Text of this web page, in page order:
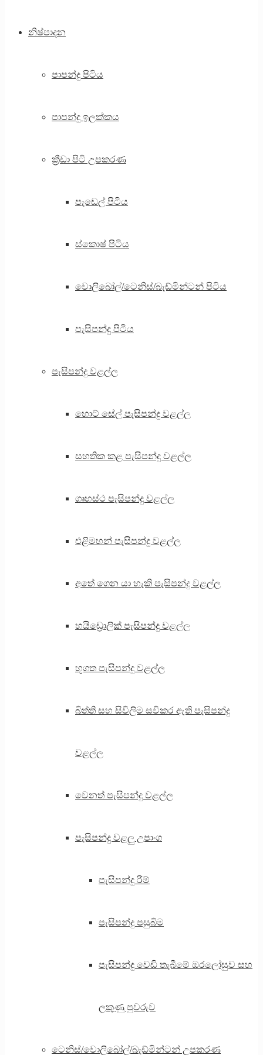
නිෂ්පාදන
පාපන්දු පිටිය
පාපන්දු ඉලක්කය
ක්‍රීඩා පිටි උපකරණ
පැඩෙල් පිටිය
ස්කොෂ් පිටිය
වොලිබෝල්/ටෙනිස්/බැඩ්මින්ටන් පිටිය
පැසිපන්දු පිටිය
පැසිපන්දු වළල්ල
හොට් සේල් පැසිපන්දු වළල්ල
සහතික කළ පැසිපන්දු වළල්ල
ගෘහස්ථ පැසිපන්දු වළල්ල
එළිමහන් පැසිපන්දු වළල්ල
අතේ ගෙන යා හැකි පැසිපන්දු වළල්ල
හයිඩ්‍රොලික් පැසිපන්දු වළල්ල
භූගත පැසිපන්දු වළල්ල
බිත්ති සහ සිවිලිම සවිකර ඇති පැසිපන්දු
වළල්ල
වෙනත් පැසිපන්දු වළල්ල
පැසිපන්දු වළලු උපාංග
පැසිපන්දු රිම්
පැසිපන්දු පසුබිම
පැසිපන්දු වෙඩි තැබීමේ ඔරලෝසුව සහ
ලකුණු පුවරුව
ටෙනිස්/වොලිබෝල්/බැඩ්මින්ටන් උපකරණ